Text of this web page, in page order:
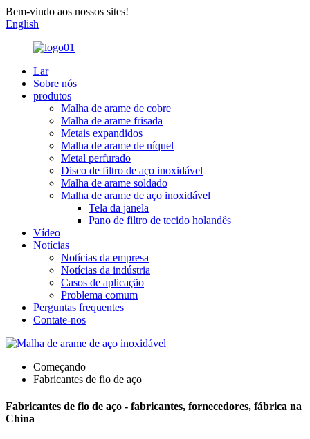
Bem-vindo aos nossos sites!
English
Lar
Sobre nós
produtos
Malha de arame de cobre
Malha de arame frisada
Metais expandidos
Malha de arame de níquel
Metal perfurado
Disco de filtro de aço inoxidável
Malha de arame soldado
Malha de arame de aço inoxidável
Tela da janela
Pano de filtro de tecido holandês
Vídeo
Notícias
Notícias da empresa
Notícias da indústria
Casos de aplicação
Problema comum
Perguntas frequentes
Contate-nos
Começando
Fabricantes de fio de aço
Fabricantes de fio de aço - fabricantes, fornecedores, fábrica na
China